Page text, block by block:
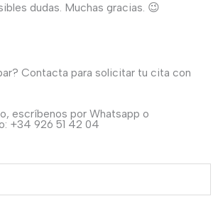
dudas. Muchas gracias. 😉
Contacta para solicitar tu cita con
escríbenos por Whatsapp o
+34 926 51 42 04